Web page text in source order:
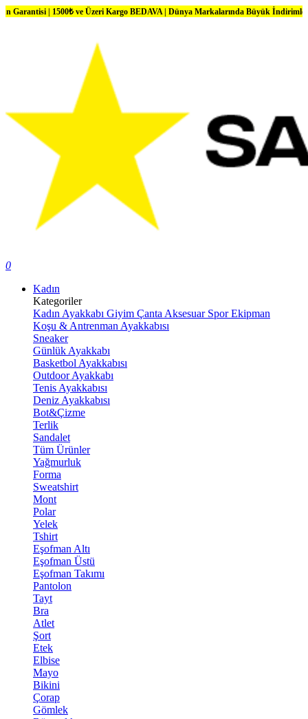
ve Üzeri Kargo BEDAVA | Dünya Markalarında Büyük İndirimler
0
Kadın
Kategoriler
Kadın Ayakkabı Giyim Çanta Aksesuar Spor Ekipman
Koşu & Antrenman Ayakkabısı
Sneaker
Günlük Ayakkabı
Basketbol Ayakkabısı
Outdoor Ayakkabı
Tenis Ayakkabısı
Deniz Ayakkabısı
Bot&Çizme
Terlik
Sandalet
Tüm Ürünler
Yağmurluk
Forma
Sweatshirt
Mont
Polar
Yelek
Tshirt
Eşofman Altı
Eşofman Üstü
Eşofman Takımı
Pantolon
Tayt
Bra
Atlet
Şort
Etek
Elbise
Mayo
Bikini
Çorap
Gömlek